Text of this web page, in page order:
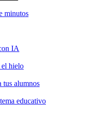
minutos
IA
el hielo
tus alumnos
educativo